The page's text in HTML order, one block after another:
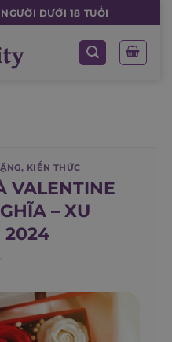
DƯỚI 18 TUỔI
, KIẾN THỨC
VALENTINE
– XU
2024